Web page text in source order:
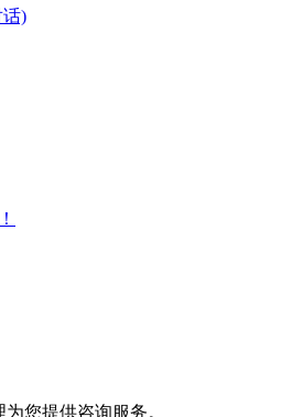
)
您提供咨询服务。